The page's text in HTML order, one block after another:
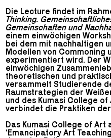
Die Lecture findet im
Thinking.
Gemeinschaften und
einem einwöchigen
bei dem mit nachhaltigen
Modellen von Commoning
experimentiert wird. Der
einwöchigen
theoretischen und
versammelt Studierende
Raumstrategien der
und des Kumasi College of
verbindet die Praktiken
Das Kumasi College of Art
‘Emancipatory Art